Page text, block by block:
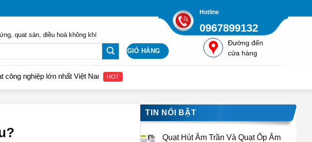
Hotline
0967899132
quat sàn, điều hoà không khí
GIỎ HÀNG
Đường đến
cửa hàng
lớn nhất Việt Nam | Liên hệ để nhận được giá gốc từ nhà cung cấp Quatcongnghiepviet.com
HOT
TIN NỔI BẬT
Quạt Hút Âm Trần Và Quạt Ốp Âm